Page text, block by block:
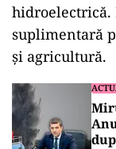
hidroelectrică.
suplimentară
și agricultură.